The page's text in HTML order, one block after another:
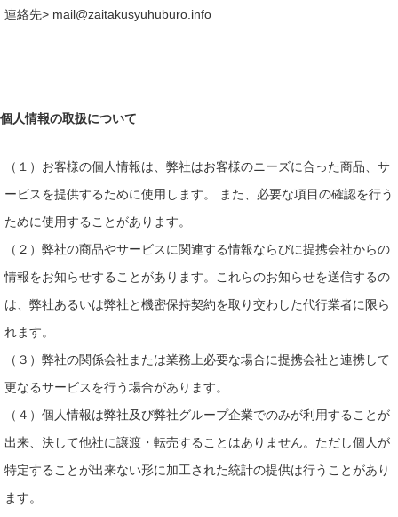
連絡先> mail@zaitakusyuhuburo.info
個人情報の取扱について
（１）お客様の個人情報は、弊社はお客様のニーズに合った商品、サ
ービスを提供するために使用します。 また、必要な項目の確認を行う
ために使用することがあります。
（２）弊社の商品やサービスに関連する情報ならびに提携会社からの
情報をお知らせすることがあります。これらのお知らせを送信するの
は、弊社あるいは弊社と機密保持契約を取り交わした代行業者に限ら
れます。
（３）弊社の関係会社または業務上必要な場合に提携会社と連携して
更なるサービスを行う場合があります。
（４）個人情報は弊社及び弊社グループ企業でのみが利用することが
出来、決して他社に譲渡・転売することはありません。ただし個人が
特定することが出来ない形に加工された統計の提供は行うことがあり
ます。